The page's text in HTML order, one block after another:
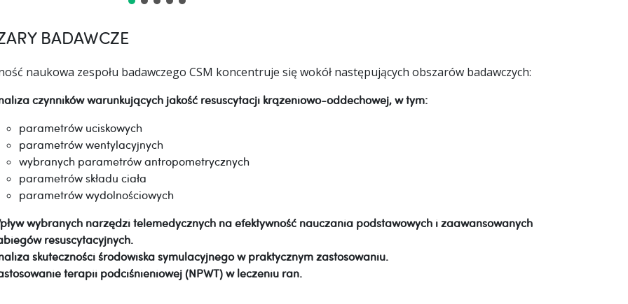
BADAWCZE
naukowa zespołu badawczego CSM koncentruje się wokół następujących obszarów badawczych:
czynników warunkujących jakość resuscytacji krążeniowo-oddechowej, w tym:
parametrów uciskowych
parametrów wentylacyjnych
wybranych parametrów antropometrycznych
parametrów składu ciała
parametrów wydolnościowych
wybranych narzędzi telemedycznych na efektywność nauczania podstawowych i zaawansowanych
resuscytacyjnych.
skuteczności środowiska symulacyjnego w praktycznym zastosowaniu.
terapii podciśnieniowej (NPWT) w leczeniu ran.